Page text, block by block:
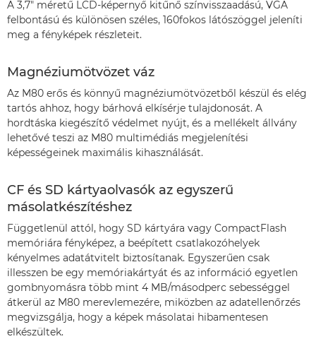
A 3,7" méretű LCD-képernyő kitűnő színvisszaadású, VGA
felbontású és különösen széles, 160fokos látószöggel jeleníti
meg a fényképek részleteit.
Magnéziumötvözet váz
Az M80 erős és könnyű magnéziumötvözetből készül és elég
tartós ahhoz, hogy bárhová elkísérje tulajdonosát. A
hordtáska kiegészítő védelmet nyújt, és a mellékelt állvány
lehetővé teszi az M80 multimédiás megjelenítési
képességeinek maximális kihasználását.
CF és SD kártyaolvasók az egyszerű
másolatkészítéshez
Függetlenül attól, hogy SD kártyára vagy CompactFlash
memóriára fényképez, a beépített csatlakozóhelyek
kényelmes adatátvitelt biztosítanak. Egyszerűen csak
illesszen be egy memóriakártyát és az információ egyetlen
gombnyomásra több mint 4 MB/másodperc sebességgel
átkerül az M80 merevlemezére, miközben az adatellenőrzés
megvizsgálja, hogy a képek másolatai hibamentesen
elkészültek.